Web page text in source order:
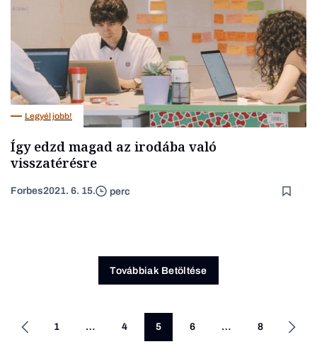
Legyél jobb!
Így edzd magad az irodába való
visszatérésre
Forbes2021. 6. 15. perc
Továbbiak Betöltése
1 … 4 5 6 … 8